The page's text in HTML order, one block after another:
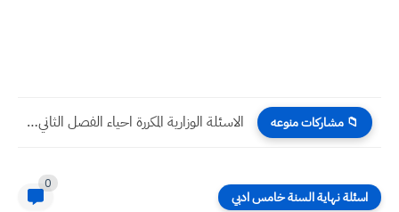
📁 مشاركات منوعه الاسئلة الوزارية المكررة احياء الفصل الثاني والثالث مهمة لامتحانات نصف...
اسئلة نهاية السنة خامس ادبي
0